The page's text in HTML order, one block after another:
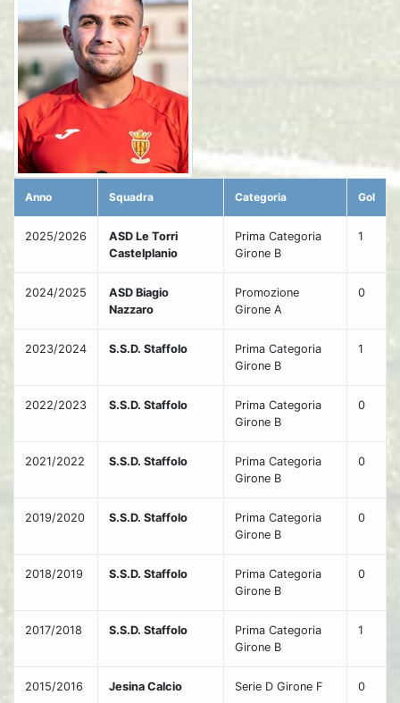
Anno Squadra Categoria Gol
2025/2026
ASD Le Torri
Castelplanio
Prima Categoria
Girone B
1
2024/2025
ASD Biagio
Nazzaro
Promozione
Girone A
0
2023/2024 S.S.D. Staffolo
Prima Categoria
Girone B
1
2022/2023 S.S.D. Staffolo
Prima Categoria
Girone B
0
2021/2022 S.S.D. Staffolo
Prima Categoria
Girone B
0
2019/2020 S.S.D. Staffolo
Prima Categoria
Girone B
0
2018/2019 S.S.D. Staffolo
Prima Categoria
Girone B
0
2017/2018 S.S.D. Staffolo
Prima Categoria
Girone B
1
2015/2016 Jesina Calcio Serie D Girone F 0